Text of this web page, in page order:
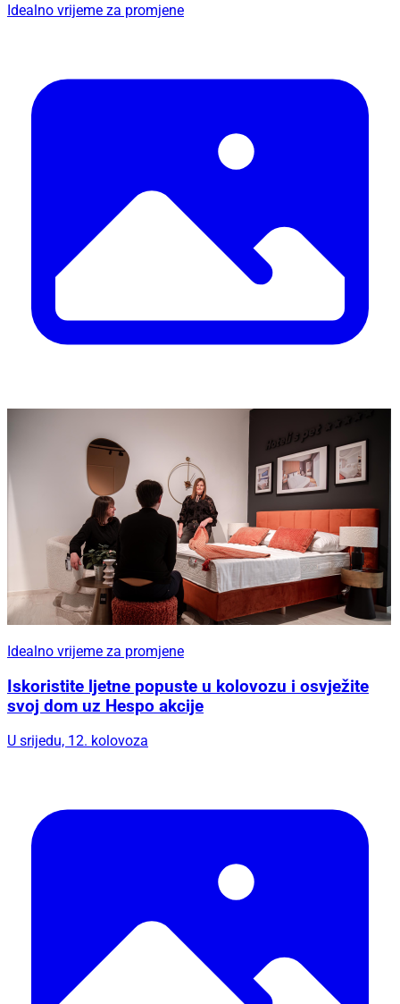
Idealno vrijeme za promjene
Idealno vrijeme za promjene
Iskoristite ljetne popuste u kolovozu i osvježite
svoj dom uz Hespo akcije
U srijedu, 12. kolovoza